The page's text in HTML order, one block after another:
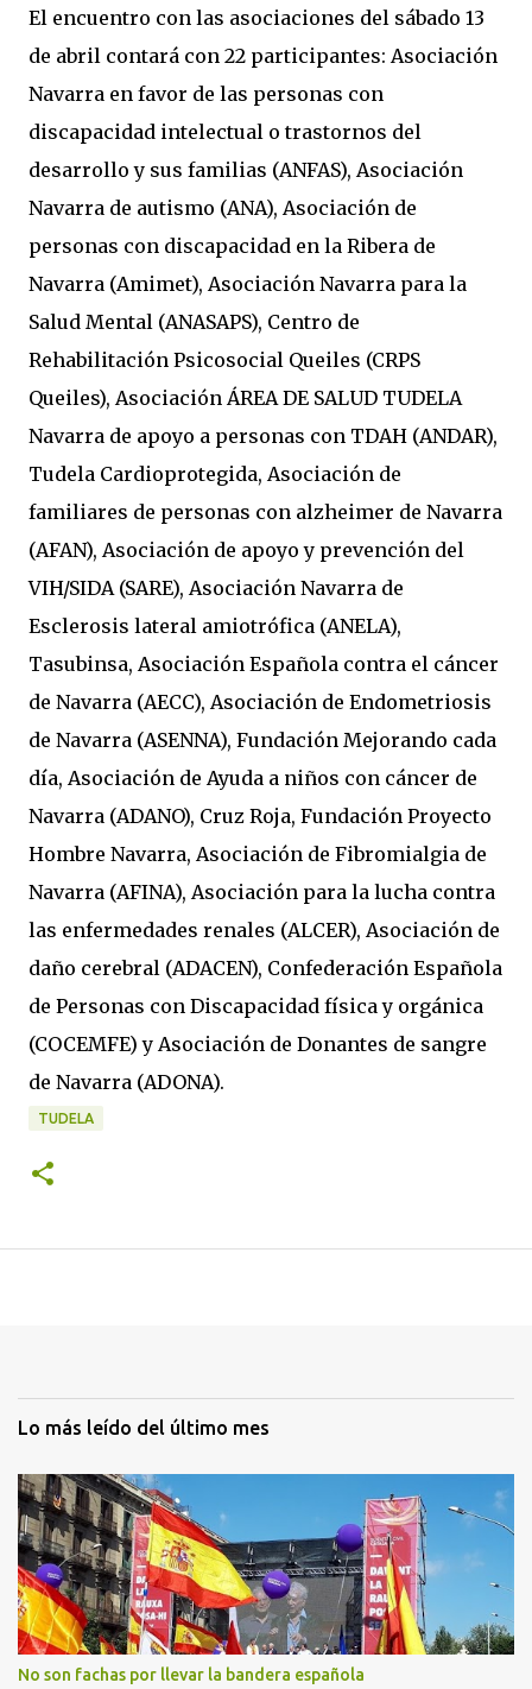
El encuentro con las asociaciones del sábado 13
de abril contará con 22 participantes: Asociación
Navarra en favor de las personas con
discapacidad intelectual o trastornos del
desarrollo y sus familias (ANFAS), Asociación
Navarra de autismo (ANA), Asociación de
personas con discapacidad en la Ribera de
Navarra (Amimet), Asociación Navarra para la
Salud Mental (ANASAPS), Centro de
Rehabilitación Psicosocial Queiles (CRPS
Queiles), Asociación ÁREA DE SALUD TUDELA
Navarra de apoyo a personas con TDAH (ANDAR),
Tudela Cardioprotegida, Asociación de
familiares de personas con alzheimer de Navarra
(AFAN), Asociación de apoyo y prevención del
VIH/SIDA (SARE), Asociación Navarra de
Esclerosis lateral amiotrófica (ANELA),
Tasubinsa, Asociación Española contra el cáncer
de Navarra (AECC), Asociación de Endometriosis
de Navarra (ASENNA), Fundación Mejorando cada
día, Asociación de Ayuda a niños con cáncer de
Navarra (ADANO), Cruz Roja, Fundación Proyecto
Hombre Navarra, Asociación de Fibromialgia de
Navarra (AFINA), Asociación para la lucha contra
las enfermedades renales (ALCER), Asociación de
daño cerebral (ADACEN), Confederación Española
de Personas con Discapacidad física y orgánica
(COCEMFE) y Asociación de Donantes de sangre
de Navarra (ADONA).
TUDELA
Lo más leído del último mes
No son fachas por llevar la bandera española